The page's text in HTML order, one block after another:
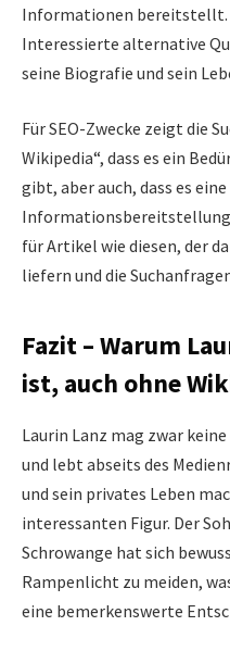
Informationen bereitstellt.
Interessierte alternative
seine Biografie und sein
Für SEO-Zwecke zeigt die
Wikipedia“, dass es ein
gibt, aber auch, dass es
Informationsbereitstellung
für Artikel wie diesen, der
liefern und die
Fazit – Warum
ist, auch ohne
Laurin Lanz mag zwar
und lebt abseits des
und sein privates Leben
interessanten Figur. Der
Schrowange hat sich
Rampenlicht zu meiden,
eine bemerkenswerte